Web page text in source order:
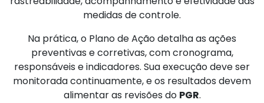
medidas de controle.
Na prática, o Plano de Ação detalha as ações
preventivas e corretivas, com cronograma,
responsáveis e indicadores. Sua execução deve ser
monitorada continuamente, e os resultados devem
alimentar as revisões do PGR.